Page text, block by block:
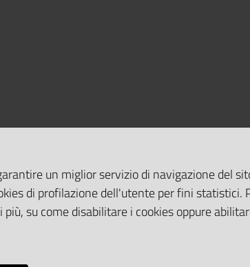
un miglior servizio di navigazione del
di profilazione dell'utente per fini statistici.
su come disabilitare i cookies oppure